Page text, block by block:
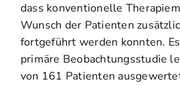
dass konventionelle
Wunsch der Patienten
fortgeführt werden konnten.
primäre Beobachtungsstudie
von 161 Patienten